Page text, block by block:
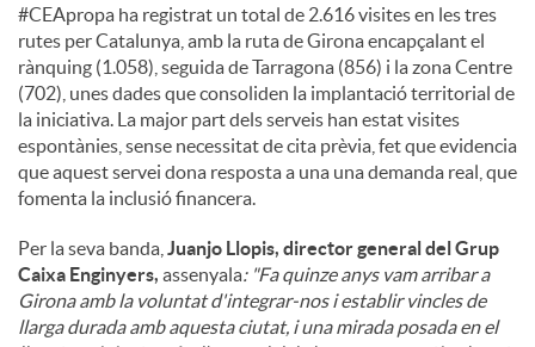
#CEApropa ha registrat un total de 2.616 visites en les tres
rutes per Catalunya, amb la ruta de Girona encapçalant el
rànquing (1.058), seguida de Tarragona (856) i la zona Centre
(702), unes dades que consoliden la implantació territorial de
la iniciativa. La major part dels serveis han estat visites
espontànies, sense necessitat de cita prèvia, fet que evidencia
que aquest servei dona resposta a una una demanda real, que
fomenta la inclusió financera.
Per la seva banda, Juanjo Llopis, director general del Grup
Caixa Enginyers, assenyala: "Fa quinze anys vam arribar a
Girona amb la voluntat d'integrar-nos i establir vincles de
llarga durada amb aquesta ciutat, i una mirada posada en el